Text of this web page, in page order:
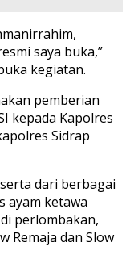
saya buka,”
kegiatan.
pemberian
kepada Kapolres
Sidrap
dari berbagai
ayam ketawa
perlombakan,
Remaja dan Slow